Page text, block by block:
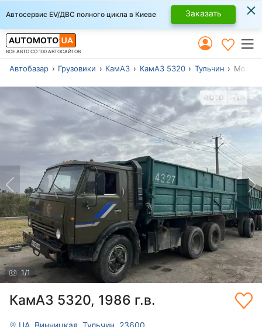
Автосервис EV/ДВС полного цикла в Киеве Заказать ×
ВСЕ АВТО СО 100 АВТОСАЙТОВ
Автобазар Грузовики КамАЗ КамАЗ 5320 Тульчин
1 /1
КамАЗ 5320, 1986 г.в.
UA, Винницкая, Тульчин, 23600